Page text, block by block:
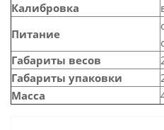
Калибровка
Питание
Габариты весов
Габариты упаковки
Масса